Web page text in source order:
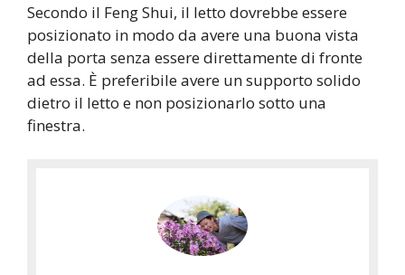
Secondo il Feng Shui, il letto dovrebbe essere
posizionato in modo da avere una buona vista
della porta senza essere direttamente di fronte
ad essa. È preferibile avere un supporto solido
dietro il letto e non posizionarlo sotto una
finestra.